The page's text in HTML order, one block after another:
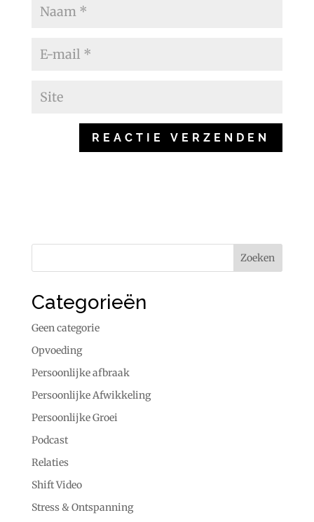
Categorieën
Geen categorie
Opvoeding
Persoonlijke afbraak
Persoonlijke Afwikkeling
Persoonlijke Groei
Podcast
Relaties
Shift Video
Stress & Ontspanning